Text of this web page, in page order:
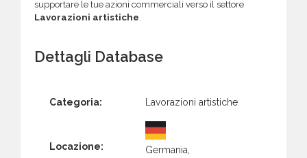
supportare le tue azioni commerciali verso il settore
Lavorazioni artistiche.
Dettagli Database
Categoria: Lavorazioni artistiche
Locazione:
Germania,